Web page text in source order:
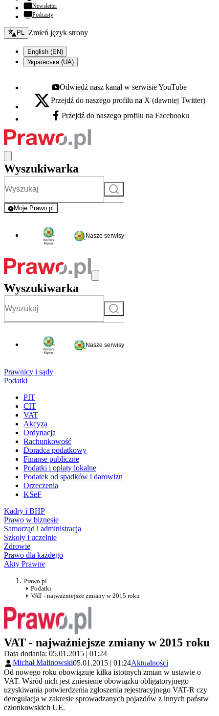
Newsletter
Podcasty
Zmień język - bieżący:
PL Zmień język strony
English (EN)
Українська (UA)
Youtube - otwiera się w nowej karcie
Odwiedź nasz kanał w serwisie YouTube
X - otwiera się w nowej karcie
Przejdź do naszego profilu na X (dawniej Twitter)
Facebook - otwiera się w nowej karcie
Przejdź do naszego profilu na Facebooku
Wyszukiwarka
Szukaj
Moje Prawo.pl
- rejestracja i logowanie do serwisu
Nasze serwisy
Wyszukiwarka
Szukaj
Nasze serwisy
Prawnicy i sądy
Podatki
PIT
CIT
VAT
Akcyza
Ordynacja
Rachunkowość
Doradca podatkowy
Finanse publiczne
Podatki i opłaty lokalne
Podatek od spadków i darowizn
Orzeczenia
KSeF
Kadry i BHP
Prawo w biznesie
Samorząd i administracja
Szkoły i uczelnie
Zdrowie
Prawo dla każdego
Akty Prawne
Prawo.pl
Podatki
VAT - najważniejsze zmiany w 2015 roku
VAT - najważniejsze zmiany w 2015 roku
Data dodania: 05.01.2015 | 01:24
Michał Malinowski05.01.2015 | 01:24Aktualności
Od nowego roku obowiązuje kilka istotnych zmian w ustawie o
VAT. Wśród nich jest zniesienie obowiązku obligatoryjnego
uzyskiwania potwierdzenia zgłoszenia rejestracyjnego VAT-R czy
deregulacja w zakresie sprowadzanych pojazdów z innych państw
członkowskich UE.